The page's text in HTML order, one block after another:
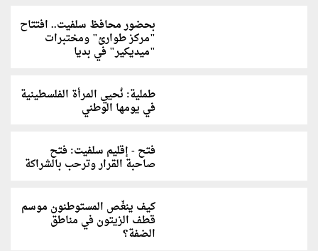
بحضور محافظ سلفيت.. افتتاح
"مركز طوارئ" ومختبرات
"ميديكير" في بديا
طملية: نُحيي المرأة الفلسطينية
في يومها الوطني
فتح - إقليم سلفيت: فتح
صاحبة القرار وترحب بالشراكة
كيف ينغّص المستوطنون موسم
قطف الزيتون في مناطق
الضفة؟